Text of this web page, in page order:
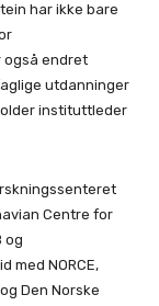
har ikke bare
også endret
utdanninger
instituttleder
Centre for
og
med NORCE,
Den Norske